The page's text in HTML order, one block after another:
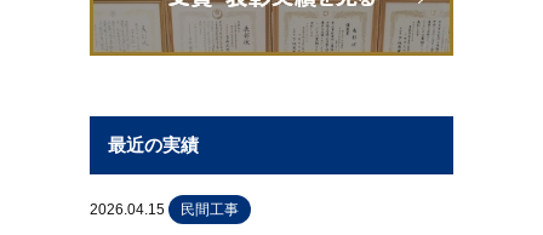
最近の実績
2026.04.15 民間工事